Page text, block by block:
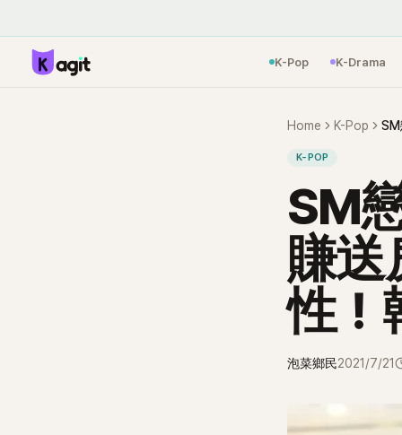
K-Pop K-Drama
Home K-Pop
K-POP
SM
賺送
性！
泡菜鄉民2021/7/21